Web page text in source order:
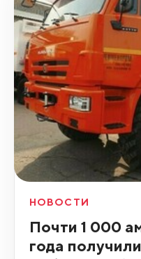
НОВОСТИ
Почти 1 000
года